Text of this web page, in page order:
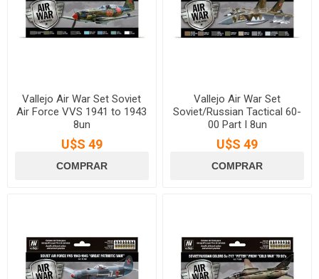
Vallejo Air War Set Soviet
Air Force VVS 1941 to 1943
8un
U$S 49
Vallejo Air War Set
Soviet/Russian Tactical 60-
00 Part I 8un
U$S 49